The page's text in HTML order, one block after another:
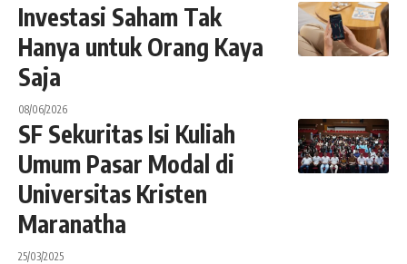
Investasi Saham Tak
Hanya untuk Orang Kaya
Saja
08/06/2026
SF Sekuritas Isi Kuliah
Umum Pasar Modal di
Universitas Kristen
Maranatha
25/03/2025